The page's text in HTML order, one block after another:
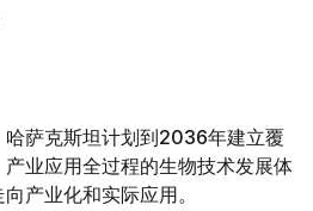
哈萨克斯坦计划到2036年建立覆
业应用全过程的生物技术发展体
产业化和实际应用。